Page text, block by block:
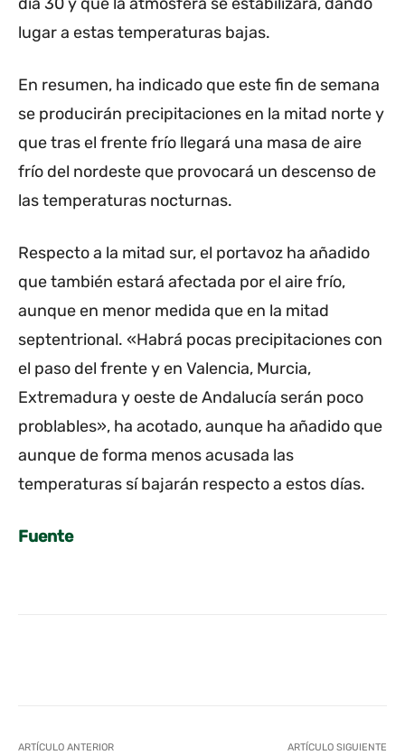
lugar a estas temperaturas bajas.
En resumen, ha indicado que este fin de semana
se producirán precipitaciones en la mitad norte y
que tras el frente frío llegará una masa de aire
frío del nordeste que provocará un descenso de
las temperaturas nocturnas.
Respecto a la mitad sur, el portavoz ha añadido
que también estará afectada por el aire frío,
aunque en menor medida que en la mitad
septentrional. «Habrá pocas precipitaciones con
el paso del frente y en Valencia, Murcia,
Extremadura y oeste de Andalucía serán poco
problables», ha acotado, aunque ha añadido que
aunque de forma menos acusada las
temperaturas sí bajarán respecto a estos días.
Fuente
ARTÍCULO ANTERIOR ARTÍCULO SIGUIENTE